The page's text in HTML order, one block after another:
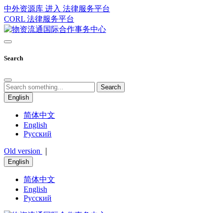
中外资源库 进入 法律服务平台
CORL 法律服务平台
Search
Search
English
简体中文
English
Русский
Old version
English
简体中文
English
Русский